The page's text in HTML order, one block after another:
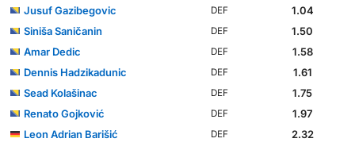
Jusuf Gazibegovic
DEF
1.04
Siniša Saničanin
DEF
1.50
Amar Dedic
DEF
1.58
Dennis Hadzikadunic
DEF
1.61
Sead Kolašinac
DEF
1.75
Renato Gojković
DEF
1.97
Leon Adrian Barišić
DEF
2.32